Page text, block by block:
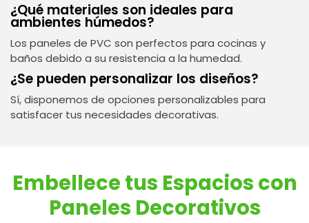
¿Qué materiales son ideales para
ambientes húmedos?
Los paneles de PVC son perfectos para cocinas y
baños debido a su resistencia a la humedad.
¿Se pueden personalizar los diseños?
Sí, disponemos de opciones personalizables para
satisfacer tus necesidades decorativas.
Embellece tus Espacios con
Paneles Decorativos